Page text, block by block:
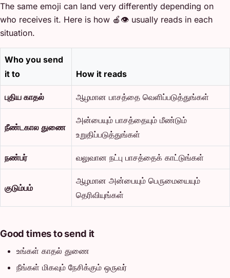
The same emoji can land very differently depending on
who receives it. Here is how 🍎👁️ usually reads in each
situation.
Who you send
it to
How it reads
புதிய காதல் ஆழமான பாசத்தை வெளிப்படுத்துங்கள்
நீண்டகால துணை
அன்பையும் பாசத்தையும் மீண்டும்
உறுதிப்படுத்துங்கள்
நண்பர் வலுவான நட்பு பாசத்தைக் காட்டுங்கள்
குடும்பம்
ஆழமான அன்பையும் பெருமையையும்
தெரிவியுங்கள்
Good times to send it
உங்கள் காதல் துணை
நீங்கள் மிகவும் நேசிக்கும் ஒருவர்